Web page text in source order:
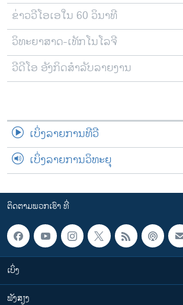
ຂ່າວວີໂອເອໃນ 60 ວິນາທີ
ວິທະຍາສາດ-ເທັກໂນໂລຈີ
ວີດີໂອ ອັງກິດສຳລັບລາຍງານ
ເບິ່ງລາຍການທີວີ
ເບິ່ງລາຍການວິທະຍຸ
ຕິດຕາມພວກເຮົາ ທີ່
ເບິ່ງ
ຟັງສຽງ